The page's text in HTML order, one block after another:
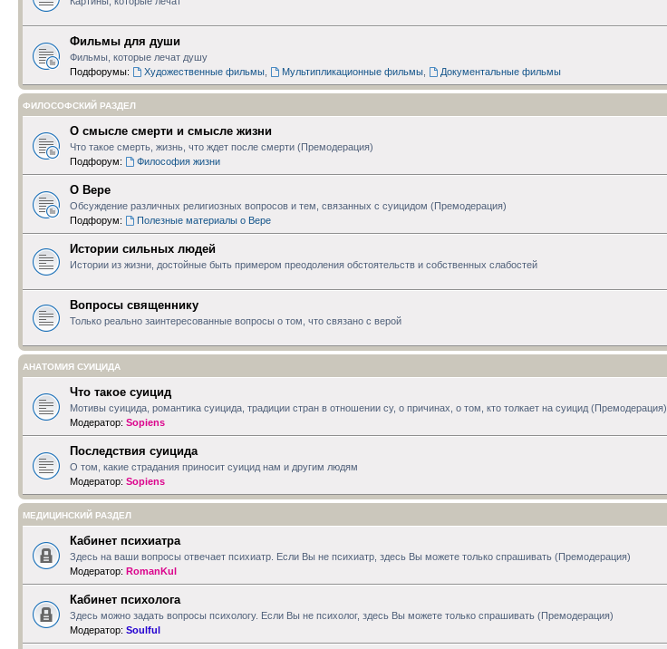
Фильмы для души
Фильмы, которые лечат душу
Подфорумы:
Художественные фильмы, Мультипликационные фильмы, Документальные фильмы
ФИЛОСОФСКИЙ РАЗДЕЛ
О смысле смерти и смысле жизни
Что такое смерть, жизнь, что ждет после смерти (Премодерация)
Подфорум:
Философия жизни
О Вере
Обсуждение различных религиозных вопросов и тем, связанных с суицидом (Премодерация)
Подфорум:
Полезные материалы о Вере
Истории сильных людей
Истории из жизни, достойные быть примером преодоления обстоятельств и собственных слабостей
Вопросы священнику
Только реально заинтересованные вопросы о том, что связано с верой
АНАТОМИЯ СУИЦИДА
Что такое суицид
Мотивы суицида, романтика суицида, традиции стран в отношении су, о причинах, о том, кто толкает на суицид (Премодерация)
Модератор: Sopiens
Последствия суицида
О том, какие страдания приносит суицид нам и другим людям
Модератор: Sopiens
МЕДИЦИНСКИЙ РАЗДЕЛ
Кабинет психиатра
Здесь на ваши вопросы отвечает психиатр. Если Вы не психиатр, здесь Вы можете только спрашивать (Премодерация)
Модератор: RomanKul
Кабинет психолога
Здесь можно задать вопросы психологу. Если Вы не психолог, здесь Вы можете только спрашивать (Премодерация)
Модератор: Soulful